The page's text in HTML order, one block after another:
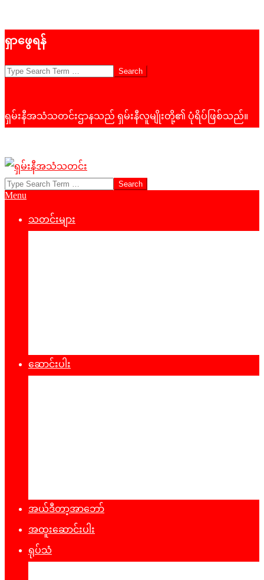
to
ရှာဖွေရန်
Search
ရှမ်းနီအသံသတင်းဌာနသည် ရှမ်းနီလူမျိုးတို့၏ ပုံရိပ်ဖြစ်သည်။
ရှမ်း
Search
Primary
Menu
သတင်းများ
ဆောင်းပါး
အယ်ဒီတာ့အာဘော်
အထူးဆောင်းပါး
ရုပ်သံ